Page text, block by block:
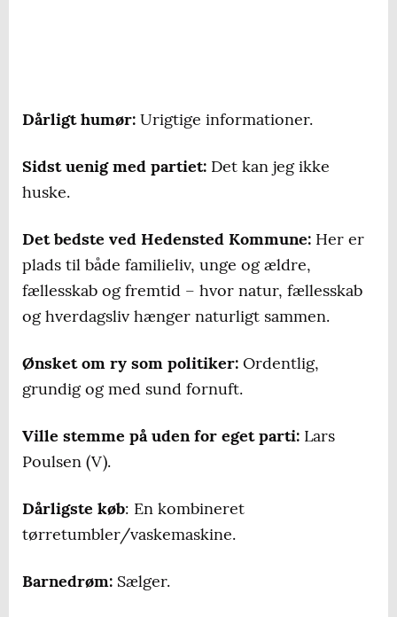
Dårligt humør: Urigtige informationer.
Sidst uenig med partiet: Det kan jeg ikke
huske.
Det bedste ved Hedensted Kommune: Her er
plads til både familieliv, unge og ældre,
fællesskab og fremtid – hvor natur, fællesskab
og hverdagsliv hænger naturligt sammen.
Ønsket om ry som politiker: Ordentlig,
grundig og med sund fornuft.
Ville stemme på uden for eget parti: Lars
Poulsen (V).
Dårligste køb: En kombineret
tørretumbler/vaskemaskine.
Barnedrøm: Sælger.